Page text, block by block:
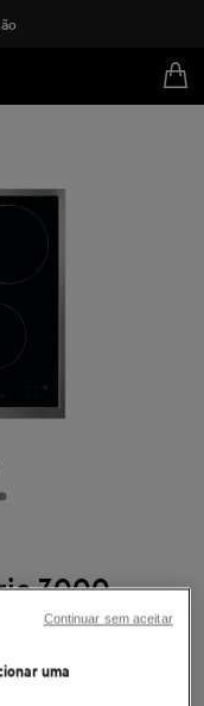
3000
uma
Continuar sem aceitar